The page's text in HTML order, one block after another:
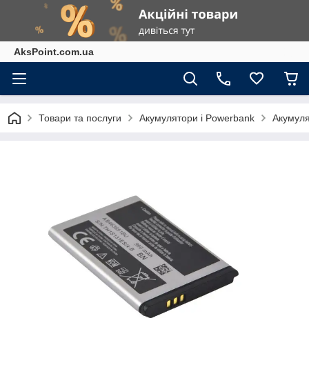
AksPoint.com.ua
Товари та послуги Акумулятори і Powerbank